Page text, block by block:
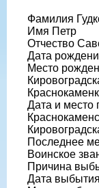
Фамилия
Имя Петр
Отчество
Дата
Место
Дата и место
Последнее
Воинское
Причина
Дата